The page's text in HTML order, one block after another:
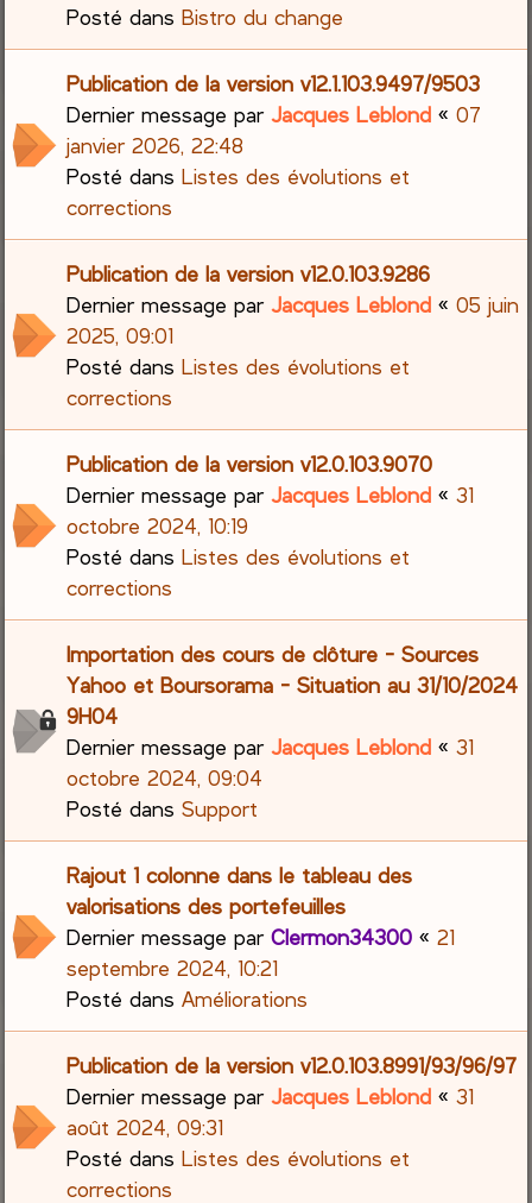
Posté dansBistro du change
Publication de la version v12.1.103.9497/9503
Dernier message parJacques Leblond «07
janvier 2026, 22:48
Posté dansListes des évolutions et
corrections
Publication de la version v12.0.103.9286
Dernier message parJacques Leblond «05 juin
2025, 09:01
Posté dansListes des évolutions et
corrections
Publication de la version v12.0.103.9070
Dernier message parJacques Leblond «31
octobre 2024, 10:19
Posté dansListes des évolutions et
corrections
Importation des cours de clôture - Sources
Yahoo et Boursorama - Situation au 31/10/2024
9H04
Dernier message parJacques Leblond «31
octobre 2024, 09:04
Posté dansSupport
Rajout 1 colonne dans le tableau des
valorisations des portefeuilles
Dernier message parClermon34300 «21
septembre 2024, 10:21
Posté dansAméliorations
Publication de la version v12.0.103.8991/93/96/97
Dernier message parJacques Leblond «31
août 2024, 09:31
Posté dansListes des évolutions et
corrections